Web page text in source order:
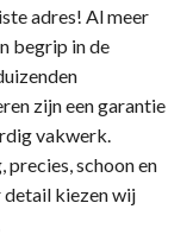
adres! Al meer
begrip in de
zijn een garantie
vakwerk.
schoon en
kiezen wij